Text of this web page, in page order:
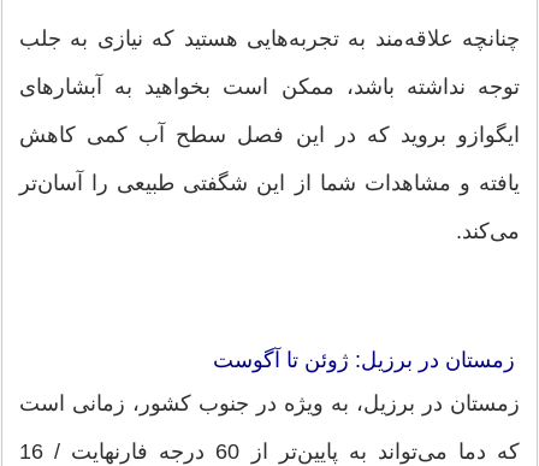
چنانچه علاقه‌مند به تجربه‌هایی هستید که نیازی به جلب
توجه نداشته باشد، ممکن است بخواهید به آبشارهای
ایگوازو بروید که در این فصل سطح آب کمی کاهش
یافته و مشاهدات شما از این شگفتی طبیعی را آسان‌تر
می‌کند.
زمستان در برزیل: ژوئن تا آگوست
زمستان در برزیل، به ویژه در جنوب کشور، زمانی است
که دما می‌تواند به پایین‌تر از 60 درجه فارنهایت / 16